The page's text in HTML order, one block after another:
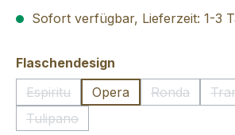
Sofort verfügbar, Lieferzeit: 1-3
Flaschendesign
Espiritu
(Diese Option ist zurzeit nicht
Opera Ronda
(Diese
Tulipano
(Diese Option ist zurzeit nicht